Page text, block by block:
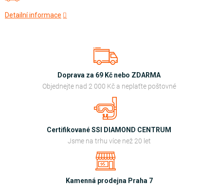
Detailní informace
Doprava za 69 Kč nebo ZDARMA
Objednejte nad 2 000 Kč a neplaťte poštovné
Certifikované SSI DIAMOND CENTRUM
Jsme na trhu více než 20 let
Kamenná prodejna Praha 7